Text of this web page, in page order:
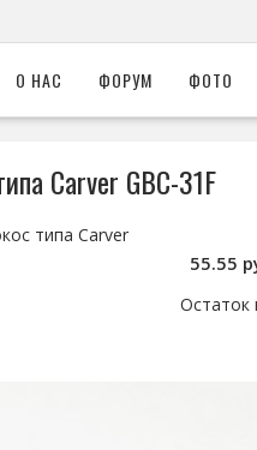
О НАС ФОРУМ ФОТО
Carver GBC-31F
55.55
Остаток
типа Carver